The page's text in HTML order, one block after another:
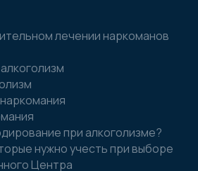
лечении наркоманов
при алкоголизме?
нужно учесть при выборе
Центра